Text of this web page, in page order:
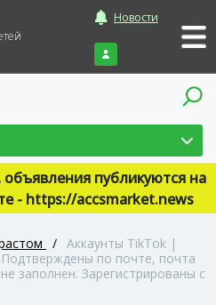
Новости
Войти
публикуются на
- https://accsmarket.news
/ Аккаунты TikTok |
Подтверждены по почте, почта
заполнен. Зарегистрированы с